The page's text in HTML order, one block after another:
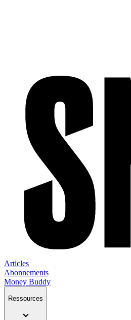
Articles
Abonnements
Money Buddy
Ressources